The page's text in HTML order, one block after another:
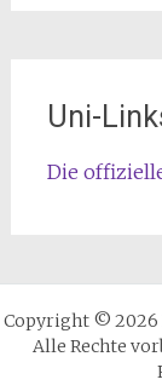
Uni-
Die
Copyright © 2026
Alle Rechte